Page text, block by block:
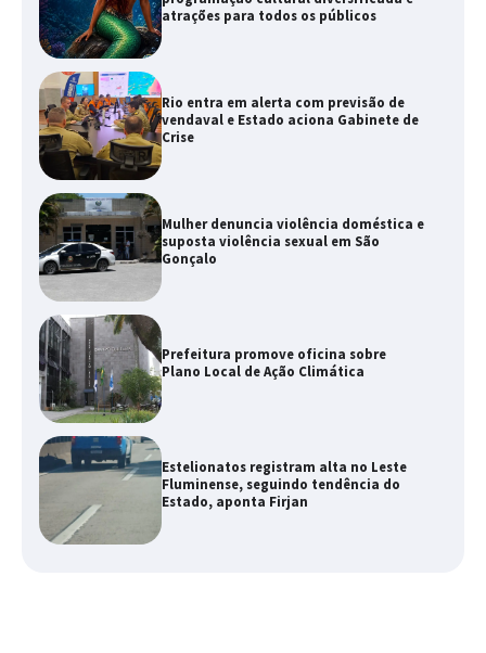
atrações para todos os públicos
Rio entra em alerta com previsão de
vendaval e Estado aciona Gabinete de
Crise
Mulher denuncia violência doméstica e
suposta violência sexual em São
Gonçalo
Prefeitura promove oficina sobre
Plano Local de Ação Climática
Estelionatos registram alta no Leste
Fluminense, seguindo tendência do
Estado, aponta Firjan